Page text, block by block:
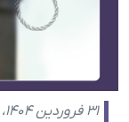
۳۱ فروردین ۱۴۰۴، ۱۶:۰۰